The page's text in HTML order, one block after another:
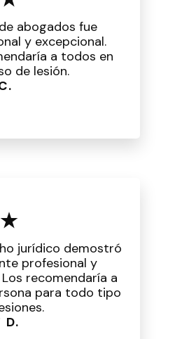
abogados fue
y excepcional.
a todos en
de lesión.
jurídico demostró
profesional y
recomendaría a
para todo tipo
D.